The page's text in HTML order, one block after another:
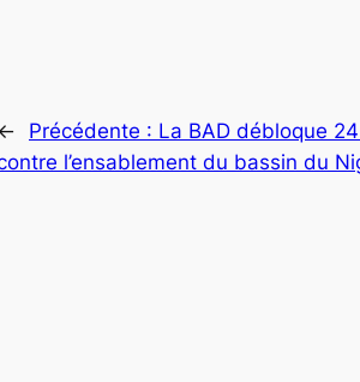
Précédente : La BAD débloque
l’ensablement du bassin du